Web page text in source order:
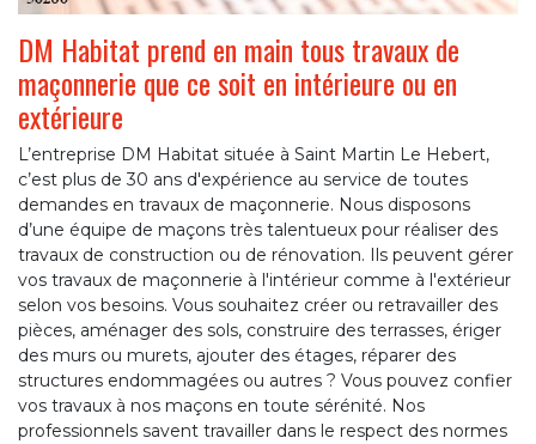
DM Habitat prend en main tous travaux de
maçonnerie que ce soit en intérieure ou en
extérieure
L’entreprise DM Habitat située à Saint Martin Le Hebert,
c’est plus de 30 ans d'expérience au service de toutes
demandes en travaux de maçonnerie. Nous disposons
d’une équipe de maçons très talentueux pour réaliser des
travaux de construction ou de rénovation. Ils peuvent gérer
vos travaux de maçonnerie à l'intérieur comme à l'extérieur
selon vos besoins. Vous souhaitez créer ou retravailler des
pièces, aménager des sols, construire des terrasses, ériger
des murs ou murets, ajouter des étages, réparer des
structures endommagées ou autres ? Vous pouvez confier
vos travaux à nos maçons en toute sérénité. Nos
professionnels savent travailler dans le respect des normes